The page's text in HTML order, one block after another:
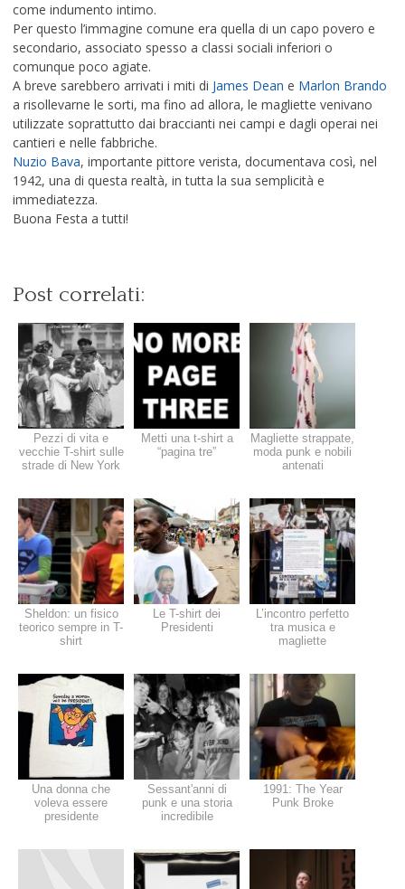
come indumento intimo.
Per questo l’immagine comune era quella di un capo povero e
secondario, associato spesso a classi sociali inferiori o
comunque poco agiate.
A breve sarebbero arrivati i miti di James Dean e Marlon Brando
a risollevarne le sorti, ma fino ad allora, le magliette venivano
utilizzate soprattutto dai braccianti nei campi e dagli operai nei
cantieri e nelle fabbriche.
Nuzio Bava, importante pittore verista, documentava così, nel
1942, una di questa realtà, in tutta la sua semplicità e
immediatezza.
Buona Festa a tutti!
Post correlati:
Pezzi di vita e
vecchie T-shirt sulle
strade di New York
Metti una t-shirt a
“pagina tre”
Magliette strappate,
moda punk e nobili
antenati
Sheldon: un fisico
teorico sempre in T-
shirt
Le T-shirt dei
Presidenti
L’incontro perfetto
tra musica e
magliette
Una donna che
voleva essere
presidente
Sessant'anni di
punk e una storia
incredibile
1991: The Year
Punk Broke